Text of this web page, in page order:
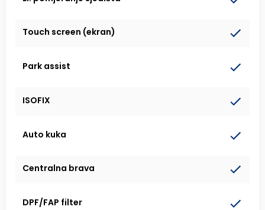
Touch screen (ekran)
Park assist
ISOFIX
Auto kuka
Centralna brava
DPF/FAP filter